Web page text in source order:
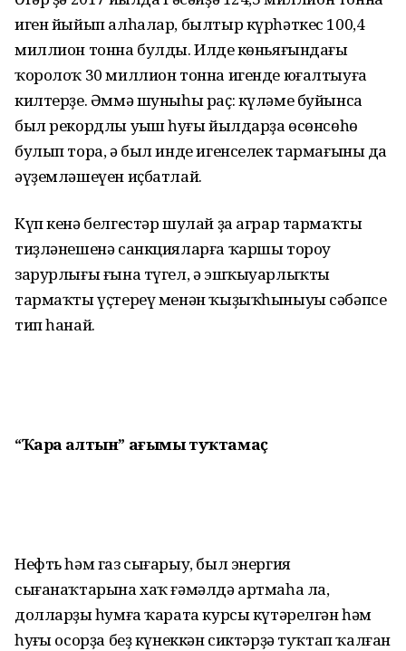
иген йыйып алһалар, былтыр күрһәткес 100,4
миллион тонна булды. Илдең көньяғындағы
ҡоролоҡ 30 миллион тонна игенде юғалтыуға
килтерҙе. Әммә шуныһы раҫ: күләме буйынса
был рекордлы уңыш һуңғы йылдарҙа өсөнсөһө
булып тора, ә был инде игенселек тармағының да
әүҙемләшеүен иҫбатлай.
Күп кенә белгестәр шулай ҙа аграр тармаҡтың
тиҙләнешенә санкцияларға ҡаршы тороу
зарурлығы ғына түгел, ә эшҡыуарлыҡтың
тармаҡты үҫтереү менән ҡыҙыҡһыныуы сәбәпсе
тип һанай.
“Ҡара алтын” ағымы туҡтамаҫ
Нефть һәм газ сығарыу, был энергия
сығанаҡтарына хаҡ ғәмәлдә артмаһа ла,
долларҙың һумға ҡарата курсы күтәрелгән һәм
һуңғы осорҙа беҙ күнеккән сиктәрҙә туҡтап ҡалған